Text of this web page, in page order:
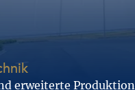
-
erweiterte